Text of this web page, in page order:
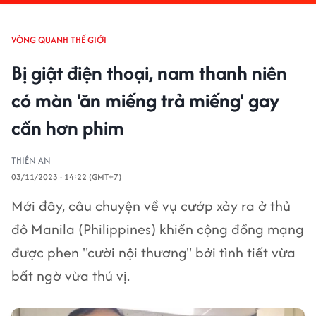
VÒNG QUANH THẾ GIỚI
Bị giật điện thoại, nam thanh niên
có màn 'ăn miếng trả miếng' gay
cấn hơn phim
THIÊN AN
03/11/2023 - 14:22 (GMT+7)
Mới đây, câu chuyện về vụ cướp xảy ra ở thủ
đô Manila (Philippines) khiến cộng đồng mạng
được phen "cười nội thương" bởi tình tiết vừa
bất ngờ vừa thú vị.